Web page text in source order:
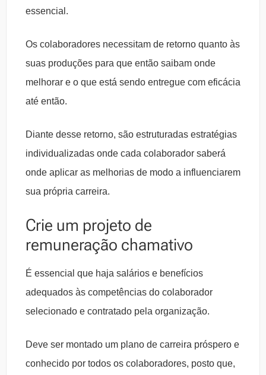
essencial.
Os colaboradores necessitam de retorno quanto às
suas produções para que então saibam onde
melhorar e o que está sendo entregue com eficácia
até então.
Diante desse retorno, são estruturadas estratégias
individualizadas onde cada colaborador saberá
onde aplicar as melhorias de modo a influenciarem
sua própria carreira.
Crie um projeto de
remuneração chamativo
É essencial que haja salários e benefícios
adequados às competências do colaborador
selecionado e contratado pela organização.
Deve ser montado um plano de carreira próspero e
conhecido por todos os colaboradores, posto que,